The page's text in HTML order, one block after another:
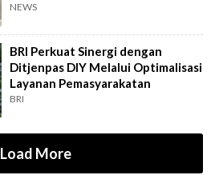
NEWS
BRI Perkuat Sinergi dengan
Ditjenpas DIY Melalui Optimalisasi
Layanan Pemasyarakatan
BRI
Load More